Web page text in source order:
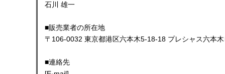
石川 雄一
■販売業者の所在地
〒106-0032 東京都港区六本木5-18-18 プレシャス六本
■連絡先